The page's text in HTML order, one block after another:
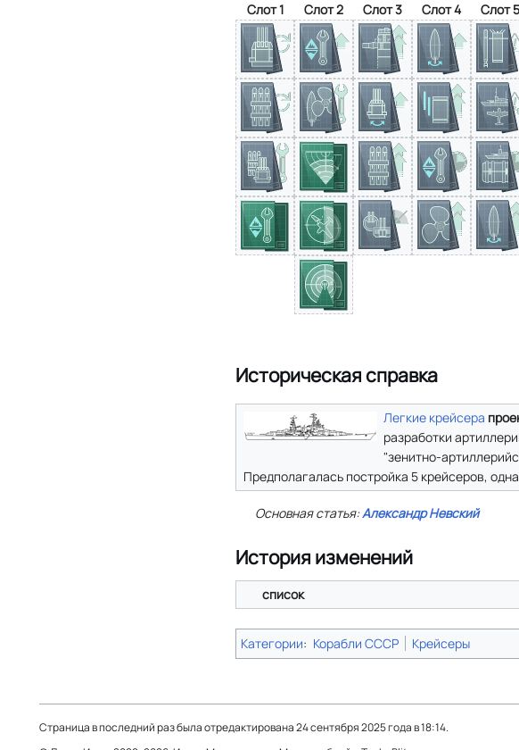
Слот 1 Слот 2 Слот 3 Слот 4 Слот 5
Историческая справка
Легкие крейсера
разработки
"зенитно-
Предполагалась постройка 5 крейсеров,
Основная статья:Александр Невский
История изменений
список
Категории: Корабли СССР Крейсеры
Страница в последний раз была отредактирована 24 сентября 2025 года в 18:14.